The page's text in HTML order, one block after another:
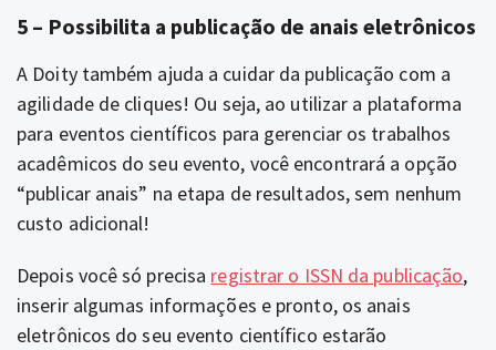
5 – Possibilita a publicação de anais eletrônicos
A Doity também ajuda a cuidar da publicação com a
agilidade de cliques! Ou seja, ao utilizar a plataforma
para eventos científicos para gerenciar os trabalhos
acadêmicos do seu evento, você encontrará a opção
“publicar anais” na etapa de resultados, sem nenhum
custo adicional!
Depois você só precisa registrar o ISSN da publicação,
inserir algumas informações e pronto, os anais
eletrônicos do seu evento científico estarão